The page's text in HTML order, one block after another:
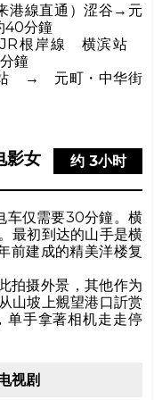
港線直通）涩谷→元
40分鐘
JR根岸線 横滨站
鐘
→ 元町・中华街
约 3小时
影女
车仅需要30分鐘。横
最初到达的山手是横
前建成的精美洋楼复
拍摄外景，其他作为
山坡上覜望港口訢赏
单手拿著相机走走停
视剧